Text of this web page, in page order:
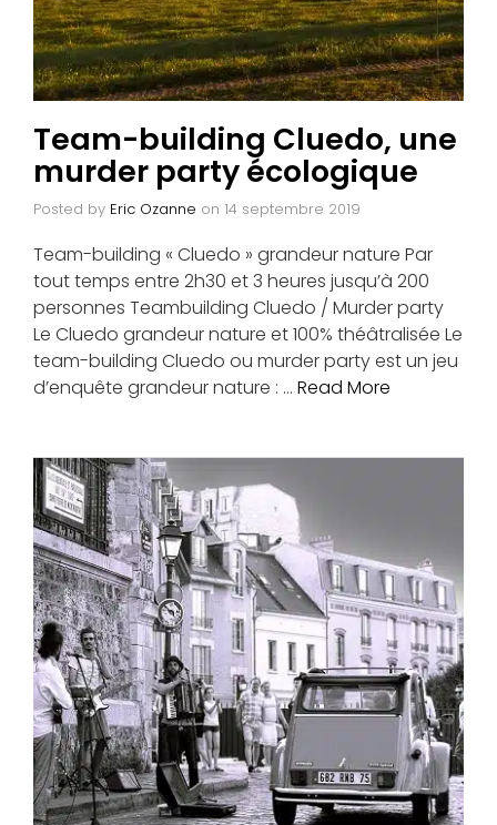
Team-building Cluedo, une
murder party écologique
Posted by Eric Ozanne on 14 septembre 2019
Team-building « Cluedo » grandeur nature Par
tout temps entre 2h30 et 3 heures jusqu’à 200
personnes Teambuilding Cluedo / Murder party
Le Cluedo grandeur nature et 100% théâtralisée Le
team-building Cluedo ou murder party est un jeu
d’enquête grandeur nature : … Read More